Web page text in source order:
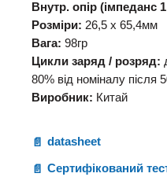
Внутр. опір (імпеданс
Розміри: 26,5 х 65,4мм
Вага: 98гр
Цикли заряд / розряд:
80% від номіналу після
Виробник: Китай
datasheet
Сертифікований